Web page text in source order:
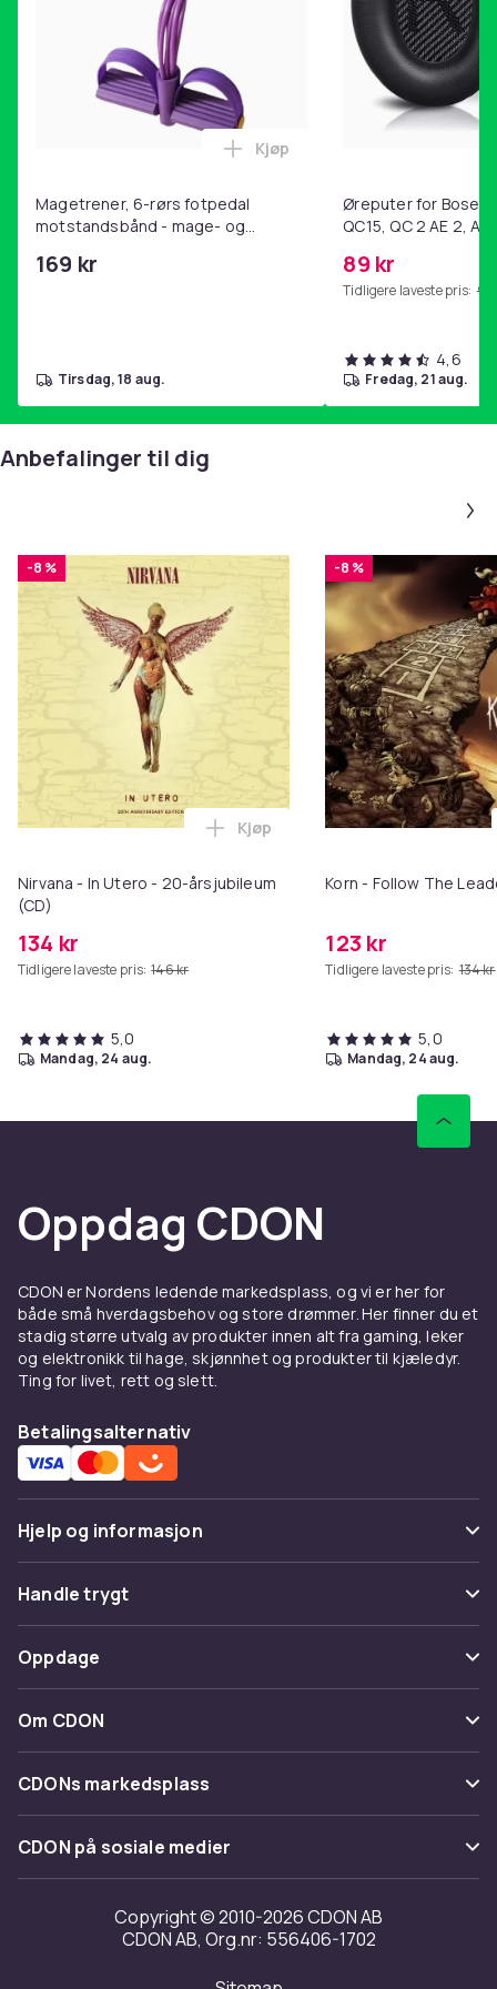
Produktsikkerhetsinformasjon
Magetrener, 6-rørs fotpedal
motstandsbånd - mage- og
hjemmegymnastikk Purple
169 kr
Legg Magetrener, 6-rørs
Kjøp
tirsdag, 18 aug.
Øreputer for Bose
QC15, QC 2 AE 2, AE
89 kr
Tidligere laveste pris: 99
4,6
fredag, 21 aug.
Anbefalinger til dig
-8 %
Nirvana - In Utero - 20-årsjubileum
(CD)
134 kr
Tidligere laveste pris: 146 kr
Legg Nirvana - In Utero - 20-
Kjøp
5,0
mandag, 24 aug.
-8 %
Korn - Follow The
123 kr
Tidligere laveste pris: 134 kr
5,0
mandag, 24 aug.
Oppdag CDON
CDON er Nordens ledende markedsplass, og vi er her for
både små hverdagsbehov og store drømmer. Her finner du et
stadig større utvalg av produkter innen alt fra gaming, leker
og elektronikk til hage, skjønnhet og produkter til kjæledyr.
Ting for livet, rett og slett.
Betalingsalternativ
Hjelp og informasjon
Vanlige spørsmål
Spor pakke
Angre & returner her
Kontakt oss
Handle trygt
Betaling
Levering
Tilbakekallinger
Oppdage
Kategorier
Varemerker
Om CDON
Om oss
Kundeanmeldelser
Jobbe på CDON
Investor relations
Tilgjengelighet
CDONs markedsplass
Merchant Help Center
CDON på sosiale medier
Copyright © 2010-2026 CDON AB
CDON AB, Org.nr: 556406-1702